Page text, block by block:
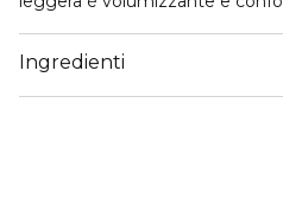
Vai su https://
scopri come smaltire in modo
Ingredienti